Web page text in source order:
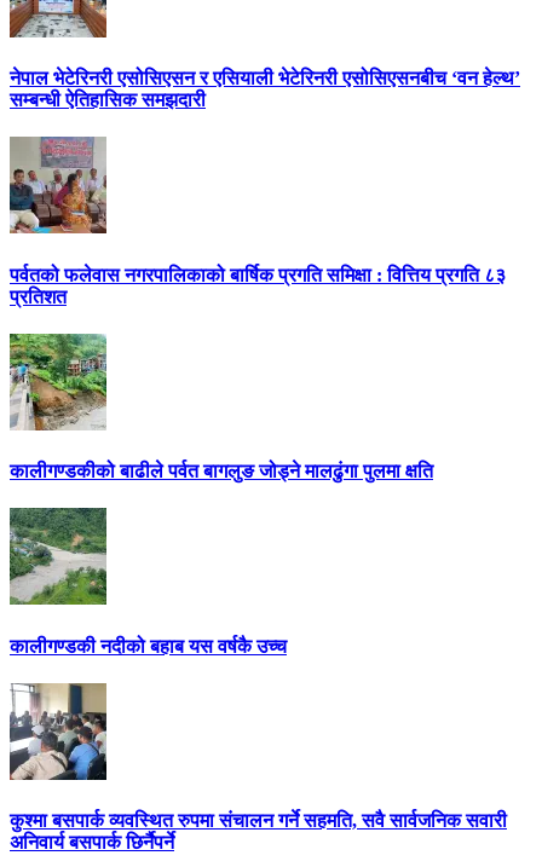
नेपाल भेटेरिनरी एसोसिएसन र एसियाली भेटेरिनरी एसोसिएसनबीच ‘वन हेल्थ’
सम्बन्धी ऐतिहासिक समझदारी
पर्वतको फलेवास नगरपालिकाको बार्षिक प्रगति समिक्षा : वित्तिय प्रगति ८३
प्रतिशत
कालीगण्डकीको बाढीले पर्वत बागलुङ जोड्ने मालढुंगा पुलमा क्षति
कालीगण्डकी नदीको बहाब यस वर्षकै उच्च
कुश्मा बसपार्क व्यवस्थित रुपमा संचालन गर्ने सहमति, सवै सार्वजनिक सवारी
अनिवार्य बसपार्क छिर्नैपर्ने